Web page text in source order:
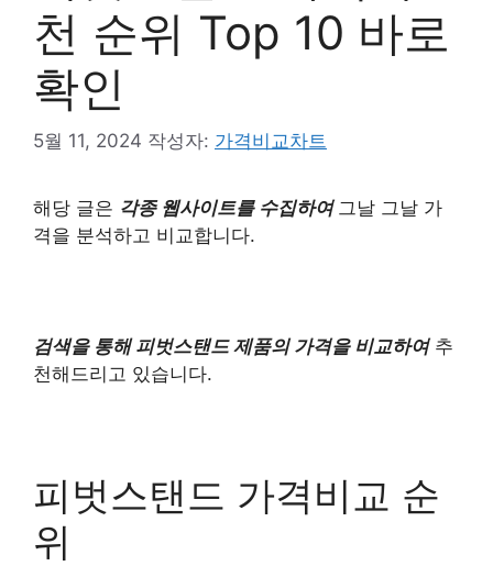
천 순위 Top 10 바로
확인
5월 11, 2024 작성자: 가격비교차트
해당 글은 각종 웹사이트를 수집하여 그날 그날 가
격을 분석하고 비교합니다.
검색을 통해 피벗스탠드 제품의 가격을 비교하여추
천해드리고 있습니다.
피벗스탠드 가격비교 순
위